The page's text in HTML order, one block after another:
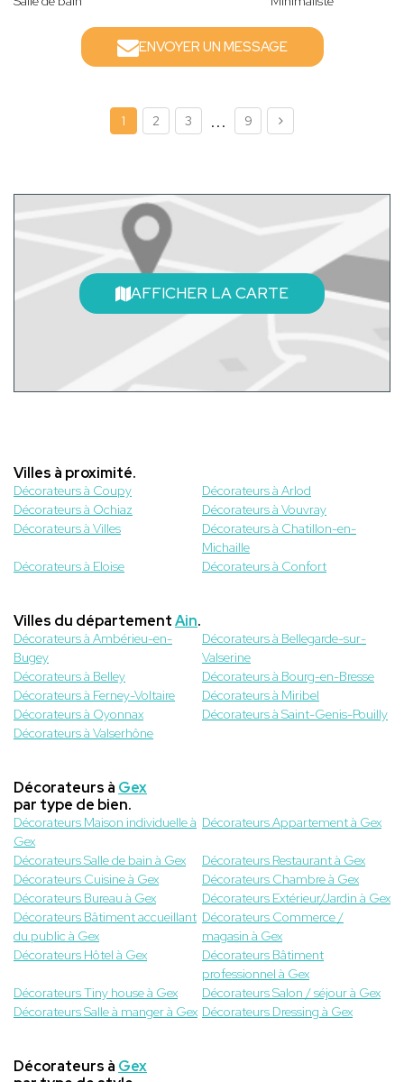
ENVOYER UN MESSAGE
1 2 3 ... 9
AFFICHER LA CARTE
Villes à proximité.
Décorateurs à Coupy
Décorateurs à Arlod
Décorateurs à Ochiaz
Décorateurs à Vouvray
Décorateurs à Villes
Décorateurs à Chatillon-en-
Michaille
Décorateurs à Eloise
Décorateurs à Confort
Villes du départementAin.
Décorateurs à Ambérieu-en-
Bugey
Décorateurs à Bellegarde-sur-
Valserine
Décorateurs à Belley
Décorateurs à Bourg-en-Bresse
Décorateurs à Ferney-Voltaire
Décorateurs à Miribel
Décorateurs à Oyonnax
Décorateurs à Saint-Genis-Pouilly
Décorateurs à Valserhône
Décorateurs à Gex
par type de bien.
Décorateurs Maison individuelle à
Gex
Décorateurs Appartement à Gex
Décorateurs Salle de bain à Gex
Décorateurs Restaurant à Gex
Décorateurs Cuisine à Gex
Décorateurs Chambre à Gex
Décorateurs Bureau à Gex
Décorateurs Extérieur/Jardin à Gex
Décorateurs Bâtiment accueillant
du public à Gex
Décorateurs Commerce /
magasin à Gex
Décorateurs Hôtel à Gex
Décorateurs Bâtiment
professionnel à Gex
Décorateurs Tiny house à Gex
Décorateurs Salon / séjour à Gex
Décorateurs Salle à manger à Gex Décorateurs Dressing à Gex
Décorateurs à Gex